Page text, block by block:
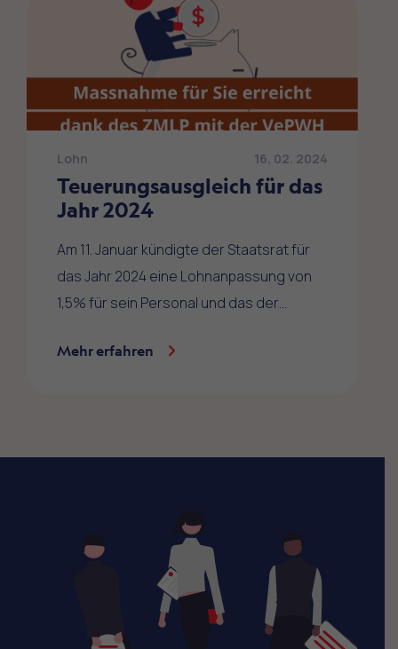
Lohn 16. 02. 2024
Teuerungsausgleich für das
Jahr 2024
Am 11. Januar kündigte der Staatsrat für
das Jahr 2024 eine Lohnanpassung von
1,5% für sein Personal und das der…
Mehr erfahren